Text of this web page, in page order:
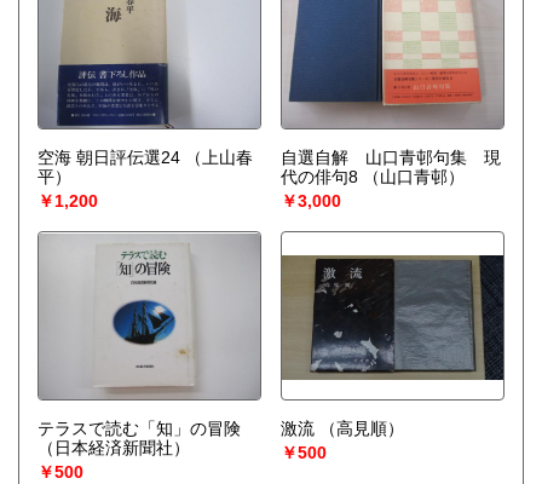
空海 朝日評伝選24
（上山春
平）
￥1,200
自選自解 山口青邨句集 現
代の俳句8
（山口青邨）
￥3,000
テラスで読む「知」の冒険
（日本経済新聞社）
￥500
激流
（高見順）
￥500